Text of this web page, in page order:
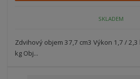
SKLADEM
Zdvihový objem 37,7 cm3 Výkon 1,7 /
kg Obj...